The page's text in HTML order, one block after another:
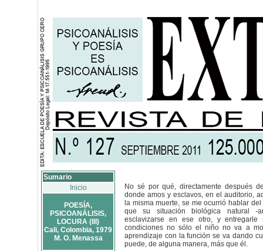
Sumario
Inicio
POESÍA,
PSICOANÁLISIS,
LOCURA (III)
Cali, Colombia, 1979
M. O. Menassa
No sé por qué, directamente después
donde amos y esclavos, en el auditorio,
la misma muerte, se me ocurrió hablar
que su situación biológica natural -
esclavizarse en ese otro, y
condiciones no sólo el niño no va a
aprendizaje con la función se va dando
puede, de alguna manera, más que él.